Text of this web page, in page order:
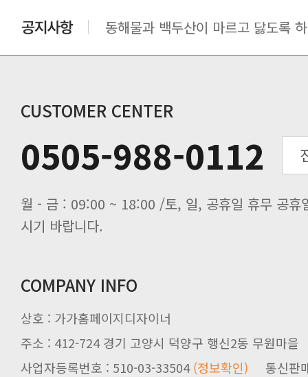
동해물과 백두산이 마르고 닳도록
CUSTOMER CENTER
0505-988-0112
시기 바랍니다.
COMPANY INFO
상호 : 가가홈페이지디자이너
주소 : 412-724 경기 고양시 덕양구 행신2동 무원마을
사업자등록번호 : 510-03-33504(정보확인) 통신판